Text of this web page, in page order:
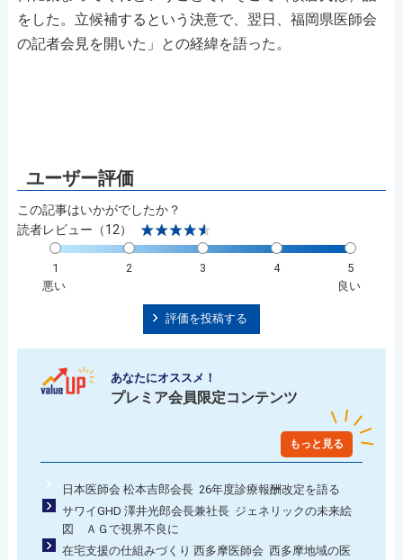
をした。立候補するという決意で、翌日、福岡県医師会
の記者会見を開いた」との経緯を語った。
この記事はいかがでしたか？
読者レビュー（12）
1 2 3 4
5
悪い
良い
評価を投稿する
あなたにオススメ！
プレミア会員限定コンテンツ
もっと見る
日本医師会 松本吉郎会長 26年度診療報酬改定を語る
サワイGHD 澤井光郎会長兼社長 ジェネリックの未来絵
図 ＡＧで視界不良に
在宅支援の仕組みづくり 西多摩医師会 西多摩地域の医